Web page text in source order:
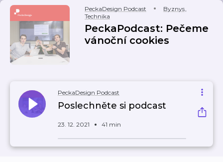
PeckaDesign Podcast Byznys,
Technika
PeckaPodcast: Pečeme
vánoční cookies
PeckaDesign Podcast
Poslechněte si podcast
23. 12. 2021 41 min